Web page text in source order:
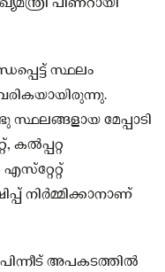
സ്ഥലം
മേപ്പാടി
കല്‍പ്പറ്റ
നിര്‍മ്മിക്കാനാണ്
അപകടത്തില്‍